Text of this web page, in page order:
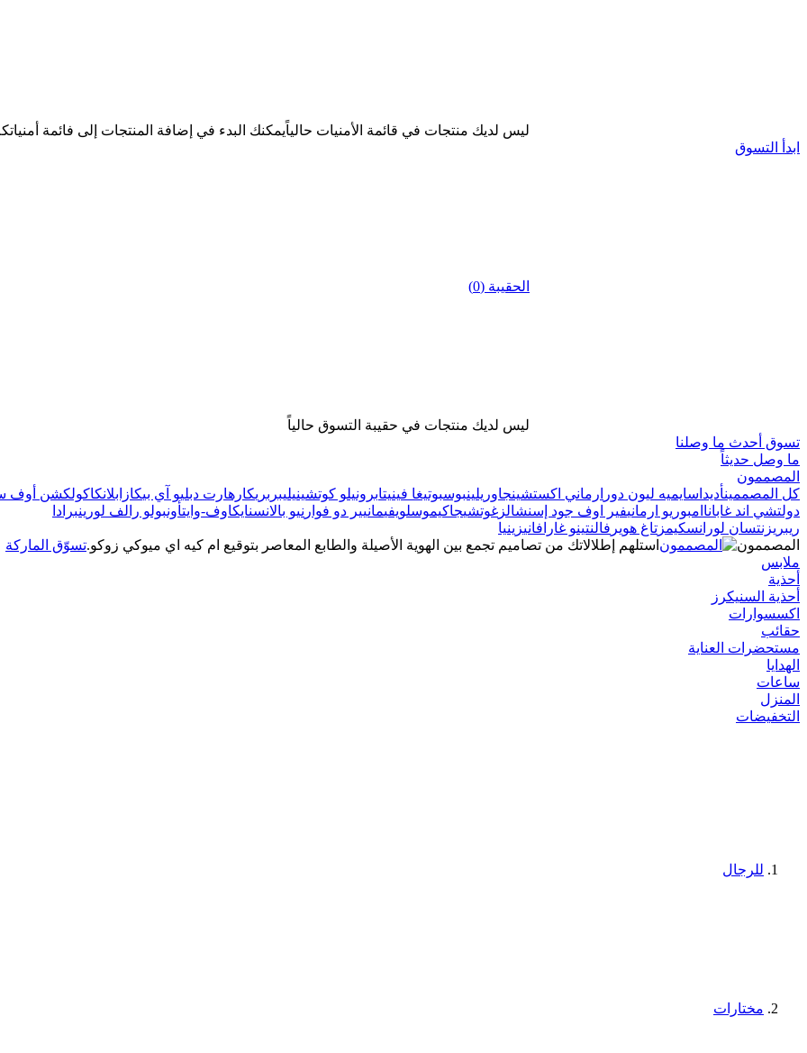
ليس لديك منتجات في قائمة الأمنيات حالياًيمكنك البدء في إضافة المنتجات إلى فائمة
ابدأ التسوق
الحقيبة (0)
ليس لديك منتجات في حقيبة التسوق حالياً
تسوق أحدث ما وصلنا
ما وصل حديثاً
المصممون
كل المصممينأديداسايميه ليون دور ارماني اكستشينجاوريلينبوسبوتيغا فينيتابرونيلو كوتشينيليبربريكارهارت دبليو آي بيكازابلانكاكولكشن أوف
دولتشي اند غابانا امبوريو ارمانيفير اوف جود إسنشالز غوتشيجاكيموسلويفيمانيير دو فوار نيو بالانسنايكاوف-وايتأونبولو رالف لورينبرادا
ريبريزنتسان لورانسكيمز تاغ هوير فالنتينو غارافانيزينيا
المصممون
استلهم إطلالاتك من تصاميم تجمع بين الهوية الأصيلة والطابع المعاصر بتوقيع ام كيه اي ميوكي زوكو.تسوّق الماركة
ملابس
أحذية
أحذية السنيكرز
اكسسوارات
حقائب
مستحضرات العناية
الهدايا
ساعات
المنزل
التخفيضات
للرجال
مختارات